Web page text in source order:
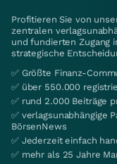
Profitieren Sie von
zentralen
und fundierten Zugang
strategische
✅ Größte Finanz-
✅ über 550.000
✅ rund 2.000 Beiträge
✅ verlagsunabhängige
BörsenNews
✅ Jederzeit einfach
✅ mehr als 25 Jahre